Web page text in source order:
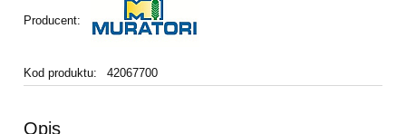
Producent:
Kod produktu: 42067700
Opis